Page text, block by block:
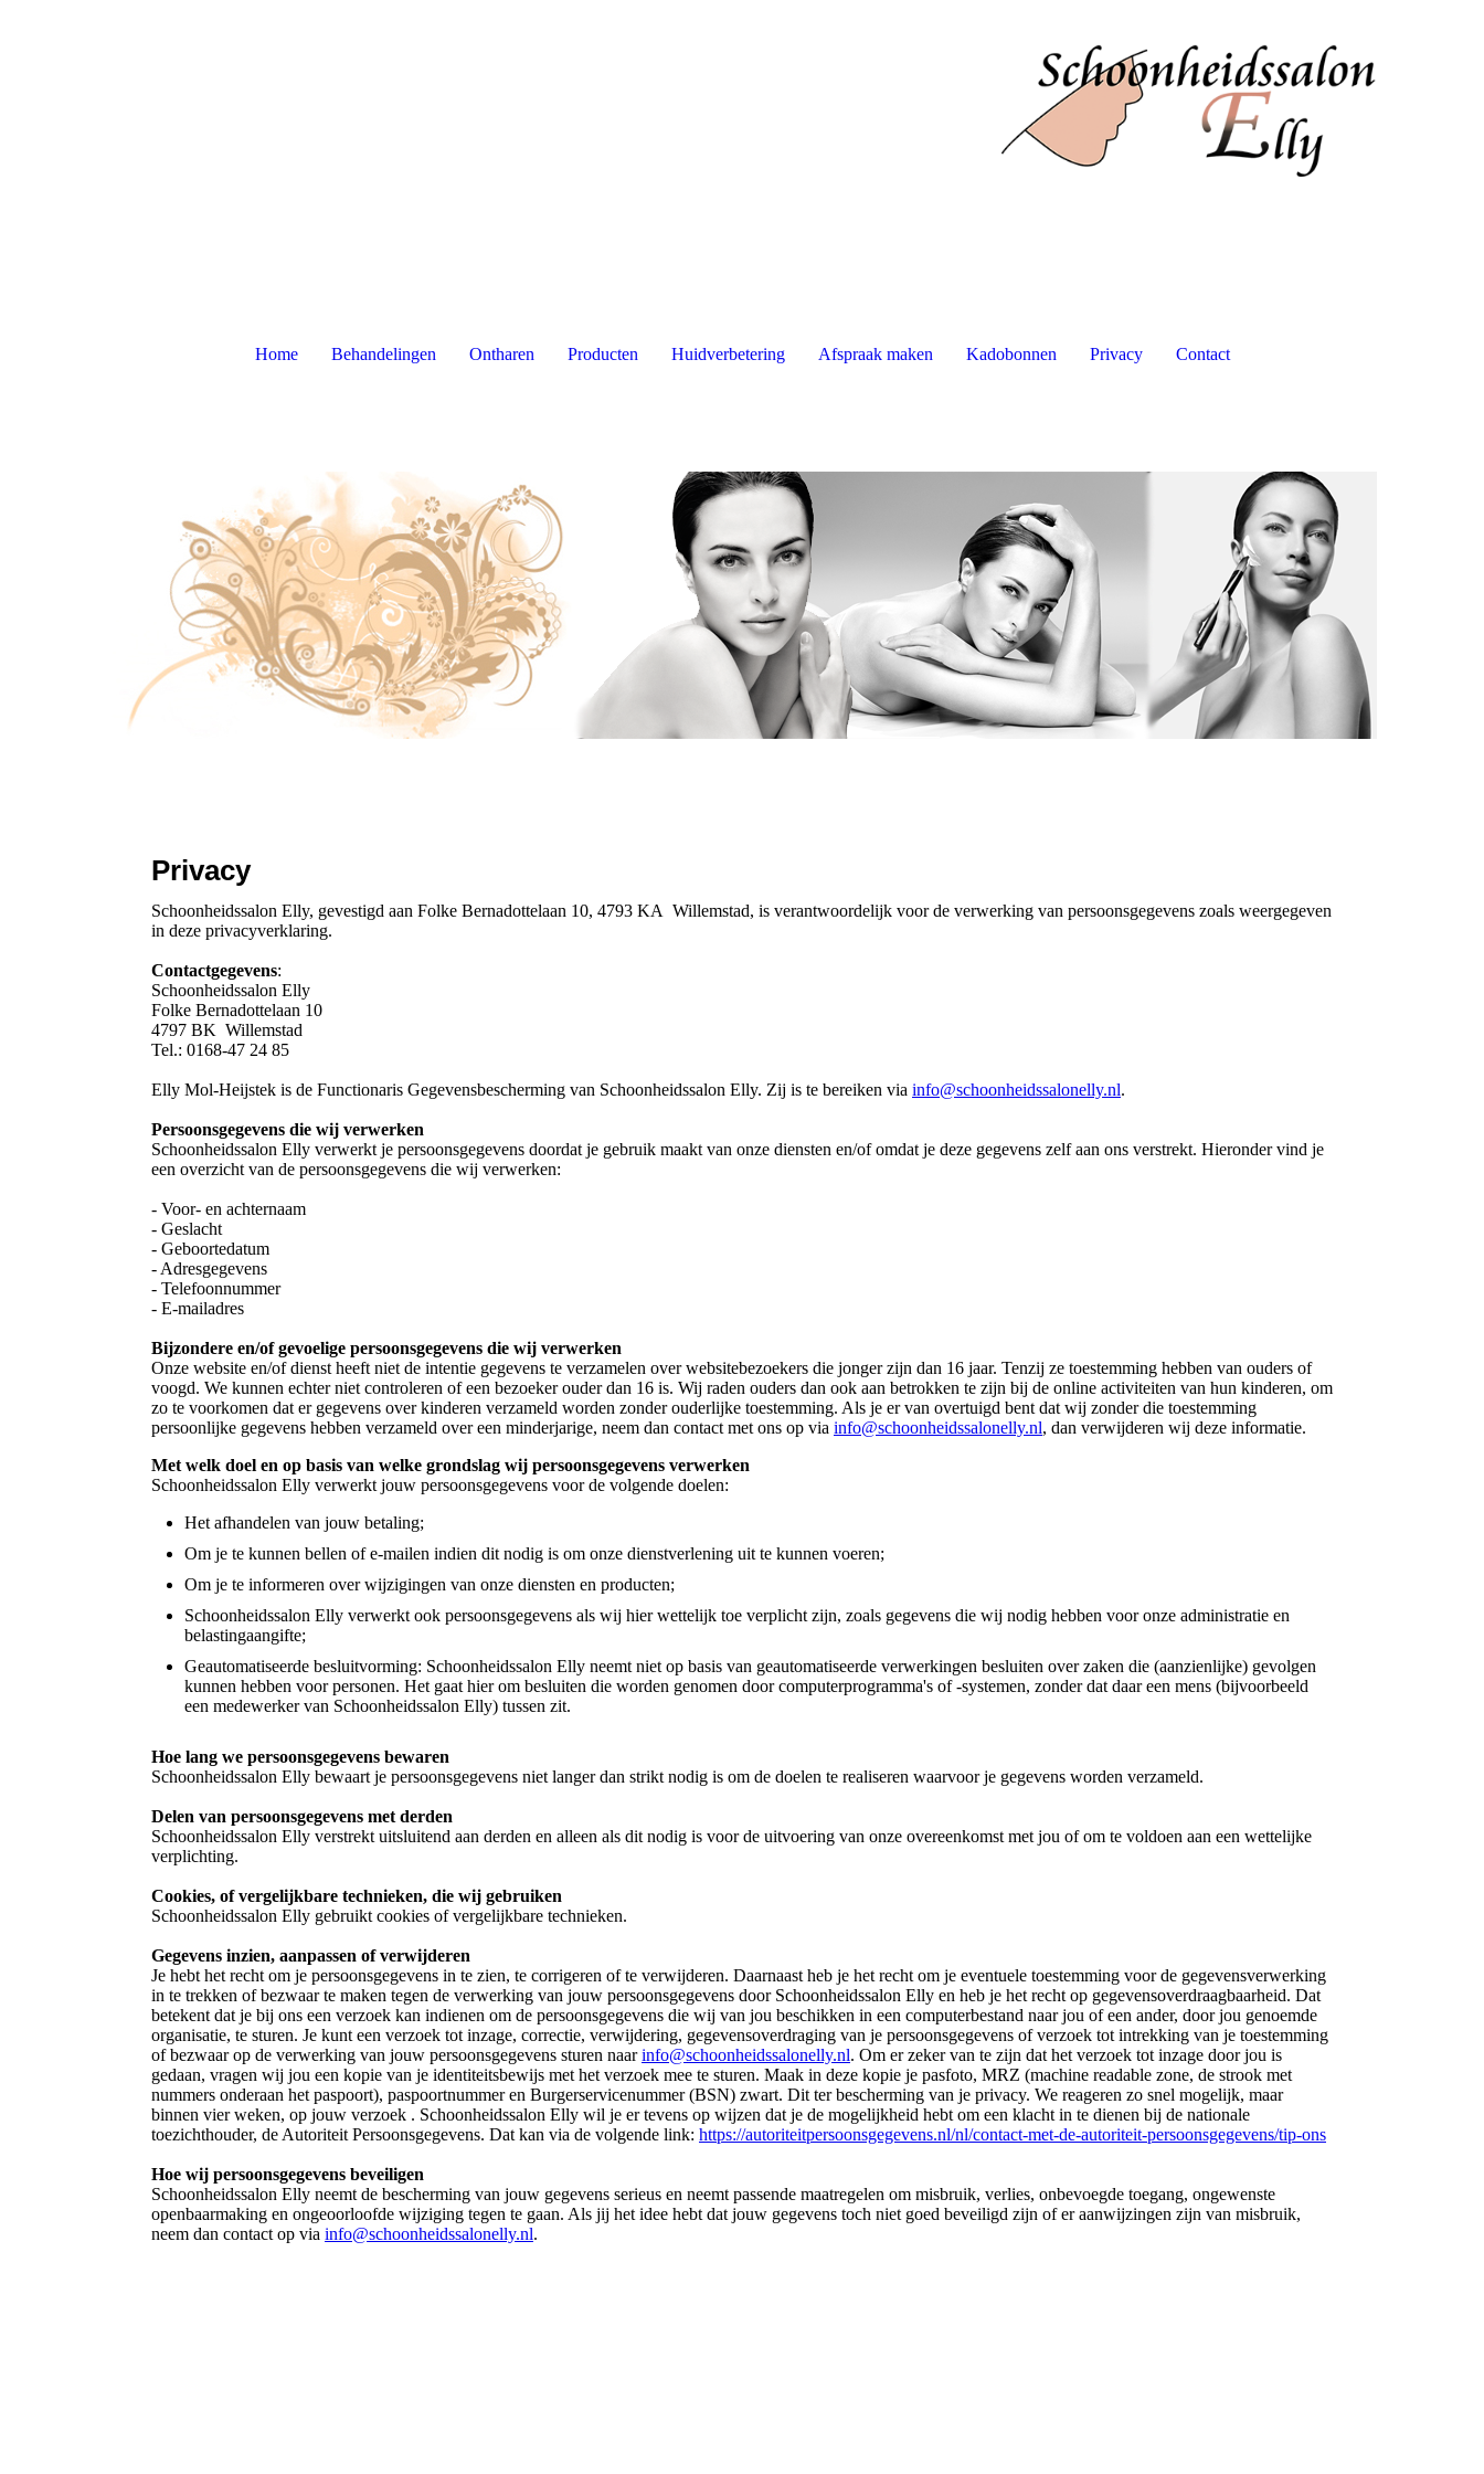
Home Behandelingen Ontharen Producten Huidverbetering Afspraak maken Kadobonnen Privacy Contact
Privacy
Schoonheidssalon Elly, gevestigd aan Folke Bernadottelaan 10, 4793 KA Willemstad, is verantwoordelijk voor de verwerking van persoonsgegevens zoals weergegeven
in deze privacyverklaring.
Contactgegevens:
Schoonheidssalon Elly
Folke Bernadottelaan 10
4797 BK Willemstad
Tel.: 0168-47 24 85
Elly Mol-Heijstek is de Functionaris Gegevensbescherming van Schoonheidssalon Elly. Zij is te bereiken via info@schoonheidssalonelly.nl.
Persoonsgegevens die wij verwerken
Schoonheidssalon Elly verwerkt je persoonsgegevens doordat je gebruik maakt van onze diensten en/of omdat je deze gegevens zelf aan ons verstrekt. Hieronder vind je
een overzicht van de persoonsgegevens die wij verwerken:
- Voor- en achternaam
- Geslacht
- Geboortedatum
- Adresgegevens
- Telefoonnummer
- E-mailadres
Bijzondere en/of gevoelige persoonsgegevens die wij verwerken
Onze website en/of dienst heeft niet de intentie gegevens te verzamelen over websitebezoekers die jonger zijn dan 16 jaar. Tenzij ze toestemming hebben van ouders of
voogd. We kunnen echter niet controleren of een bezoeker ouder dan 16 is. Wij raden ouders dan ook aan betrokken te zijn bij de online activiteiten van hun kinderen, om
zo te voorkomen dat er gegevens over kinderen verzameld worden zonder ouderlijke toestemming. Als je er van overtuigd bent dat wij zonder die toestemming
persoonlijke gegevens hebben verzameld over een minderjarige, neem dan contact met ons op via info@schoonheidssalonelly.nl, dan verwijderen wij deze informatie.
Met welk doel en op basis van welke grondslag wij persoonsgegevens verwerken
Schoonheidssalon Elly verwerkt jouw persoonsgegevens voor de volgende doelen:
Het afhandelen van jouw betaling;
Om je te kunnen bellen of e-mailen indien dit nodig is om onze dienstverlening uit te kunnen voeren;
Om je te informeren over wijzigingen van onze diensten en producten;
Schoonheidssalon Elly verwerkt ook persoonsgegevens als wij hier wettelijk toe verplicht zijn, zoals gegevens die wij nodig hebben voor onze administratie en
belastingaangifte;
Geautomatiseerde besluitvorming: Schoonheidssalon Elly neemt niet op basis van geautomatiseerde verwerkingen besluiten over zaken die (aanzienlijke) gevolgen
kunnen hebben voor personen. Het gaat hier om besluiten die worden genomen door computerprogramma's of -systemen, zonder dat daar een mens (bijvoorbeeld
een medewerker van Schoonheidssalon Elly) tussen zit.
Hoe lang we persoonsgegevens bewaren
Schoonheidssalon Elly bewaart je persoonsgegevens niet langer dan strikt nodig is om de doelen te realiseren waarvoor je gegevens worden verzameld.
Delen van persoonsgegevens met derden
Schoonheidssalon Elly verstrekt uitsluitend aan derden en alleen als dit nodig is voor de uitvoering van onze overeenkomst met jou of om te voldoen aan een wettelijke
verplichting.
Cookies, of vergelijkbare technieken, die wij gebruiken
Schoonheidssalon Elly gebruikt cookies of vergelijkbare technieken.
Gegevens inzien, aanpassen of verwijderen
Je hebt het recht om je persoonsgegevens in te zien, te corrigeren of te verwijderen. Daarnaast heb je het recht om je eventuele toestemming voor de gegevensverwerking
in te trekken of bezwaar te maken tegen de verwerking van jouw persoonsgegevens door Schoonheidssalon Elly en heb je het recht op gegevensoverdraagbaarheid. Dat
betekent dat je bij ons een verzoek kan indienen om de persoonsgegevens die wij van jou beschikken in een computerbestand naar jou of een ander, door jou genoemde
organisatie, te sturen. Je kunt een verzoek tot inzage, correctie, verwijdering, gegevensoverdraging van je persoonsgegevens of verzoek tot intrekking van je toestemming
of bezwaar op de verwerking van jouw persoonsgegevens sturen naarinfo@schoonheidssalonelly.nl. Om er zeker van te zijn dat het verzoek tot inzage door jou is
gedaan, vragen wij jou een kopie van je identiteitsbewijs met het verzoek mee te sturen. Maak in deze kopie je pasfoto, MRZ (machine readable zone, de strook met
nummers onderaan het paspoort), paspoortnummer en Burgerservicenummer (BSN) zwart. Dit ter bescherming van je privacy. We reageren zo snel mogelijk, maar
binnen vier weken, op jouw verzoek . Schoonheidssalon Elly wil je er tevens op wijzen dat je de mogelijkheid hebt om een klacht in te dienen bij de nationale
toezichthouder, de Autoriteit Persoonsgegevens. Dat kan via de volgende link: https://autoriteitpersoonsgegevens.nl/nl/contact-met-de-autoriteit-persoonsgegevens/tip-ons
Hoe wij persoonsgegevens beveiligen
Schoonheidssalon Elly neemt de bescherming van jouw gegevens serieus en neemt passende maatregelen om misbruik, verlies, onbevoegde toegang, ongewenste
openbaarmaking en ongeoorloofde wijziging tegen te gaan. Als jij het idee hebt dat jouw gegevens toch niet goed beveiligd zijn of er aanwijzingen zijn van misbruik,
neem dan contact op via info@schoonheidssalonelly.nl.